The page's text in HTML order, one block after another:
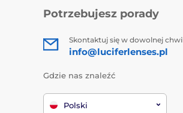
Potrzebujesz porady
Skontaktuj się w dowolnej
info@luciferlenses.pl
Gdzie nas znaleźć
Polski